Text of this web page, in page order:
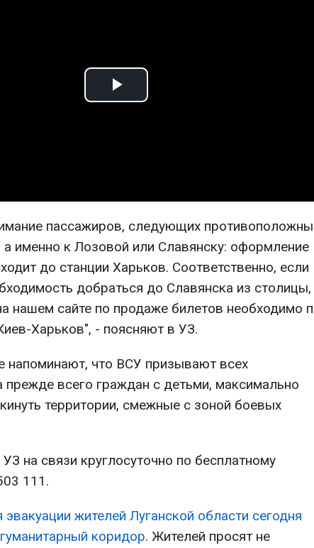
Play
пассажиров, следующих
а именно к Лозовой или Славянску: оформление
до станции Харьков. Соответственно, если
добраться до Славянска из столицы,
нашем сайте по продаже билетов необходимо
Харьков", - поясняют в УЗ.
напоминают, что ВСУ призывают всех
прежде всего граждан с детьми, максимально
территории, смежные с зоной боевых
на связи круглосуточно по бесплатному
111.
эвакуации жителей Луганской области сегодня
коридор. Жителей просят не